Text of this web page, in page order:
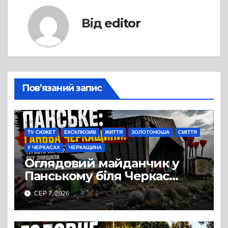
Від editor
Пов’язаний запис
TV СЮЖЕТ ЕКСКЛЮЗИВ ЖИТТЯ ЗОЛОТОНОША СМІТТЯ
У ЧЕРКАСАХ ЧЕРКАЩИНА
Оглядовий майданчик у
Панському біля Черкас
перетворився на занедбане
сміттєзвалище
СЕР 7, 2026